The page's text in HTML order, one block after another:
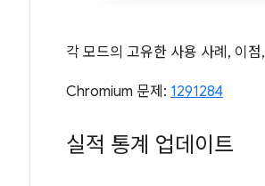
각 모드의 고유한 사용 사례, 이
Chromium 문제: 1291284
실적 통계 업데이트